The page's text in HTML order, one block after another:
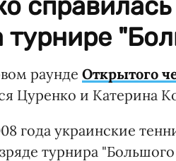
турнире
раунде Открытого
Цуренко и Катерина
года украинские
турнира